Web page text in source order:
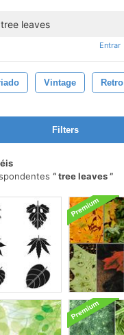
Entrar
Vintage Retro
Filters
tree leaves